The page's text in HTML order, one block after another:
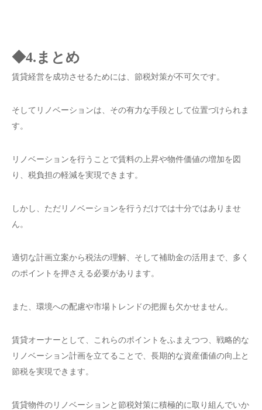
◆4.まとめ
賃貸経営を成功させるためには、節税対策が不可欠です。
そしてリノベーションは、その有力な手段として位置づけられま
す。
リノベーションを行うことで賃料の上昇や物件価値の増加を図
り、税負担の軽減を実現できます。
しかし、ただリノベーションを行うだけでは十分ではありませ
ん。
適切な計画立案から税法の理解、そして補助金の活用まで、多く
のポイントを押さえる必要があります。
また、環境への配慮や市場トレンドの把握も欠かせません。
賃貸オーナーとして、これらのポイントをふまえつつ、戦略的な
リノベーション計画を立てることで、長期的な資産価値の向上と
節税を実現できます。
賃貸物件のリノベーションと節税対策に積極的に取り組んでいか